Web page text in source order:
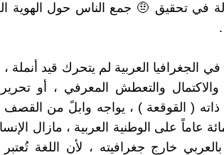
في تحقيق 🤨 جمع الناس حول الهوية
في الجغرافيا العربية لم يتحرك قيد
والاكتمال والتعطش المعرفي ، أو
( القوقعة ) ، يواجه وابلً من القصف
عاماً على الوطنية العربية ، مازال
خارج جغرافيته ، لأن اللغة تُعتبر